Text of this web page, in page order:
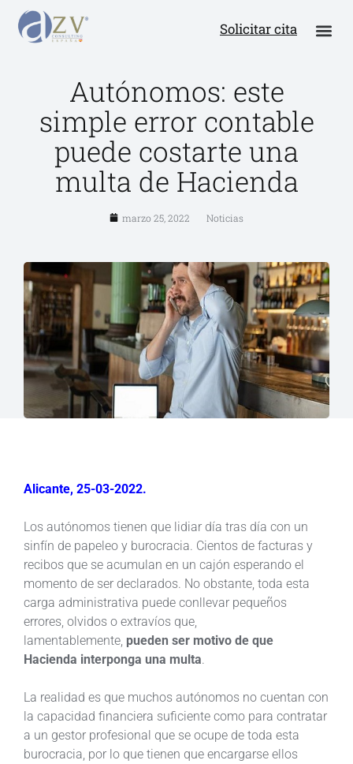
Solicitar cita
Autónomos: este
simple error contable
puede costarte una
multa de Hacienda
marzo 25, 2022 Noticias
Alicante, 25-03-2022.
Los autónomos tienen que lidiar día tras día con un
sinfín de papeleo y burocracia. Cientos de facturas y
recibos que se acumulan en un cajón esperando el
momento de ser declarados. No obstante, toda esta
carga administrativa puede conllevar pequeños
errores, olvidos o extravíos que,
lamentablemente, pueden ser motivo de que
Hacienda interponga una multa.
La realidad es que muchos autónomos no cuentan con
la capacidad financiera suficiente como para contratar
a un gestor profesional que se ocupe de toda esta
burocracia, por lo que tienen que encargarse ellos